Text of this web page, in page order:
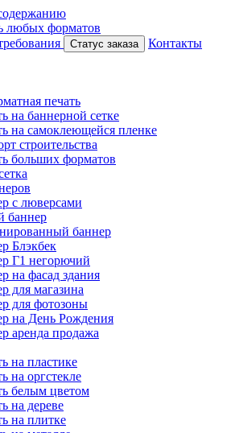
Статус заказа
Контакты
печать
на баннерной сетке
на самоклеющейся пленке
строительства
больших форматов
с люверсами
баннер
баннер
Блэкбек
Г1 негорючий
на фасад здания
для магазина
для фотозоны
на День Рождения
аренда продажа
на пластике
на оргстекле
белым цветом
на дереве
на плитке